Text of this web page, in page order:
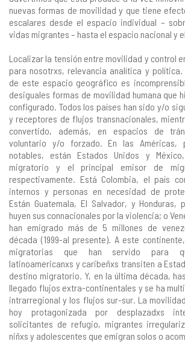
nuevas formas de movilidad y que tiene
escalares desde el espacio individual –
vidas migrantes – hasta el espacio nacional y
Localizar la tensión entre movilidad y control
para nosotrxs, relevancia analítica y
de este espacio geográfico es
desiguales formas de movilidad humana que
configurado. Todos los países han sido y/o
y receptores de flujos transnacionales,
convertido, además, en espacios de
voluntario y/o forzado. En las Américas,
notables, están Estados Unidos y
migratorio y el principal emisor de
respectivamente. Está Colombia, el país
internos y personas en necesidad de
Están Guatemala, El Salvador, y Honduras,
huyen sus connacionales por la violencia; o
han emigrado más de 5 millones de
década (1999-al presente). A este
migratorias que han servido para
latinoamericanxs y caribeñxs transiten a
destino migratorio. Y, en la última década,
llegado flujos extra-continentales y se ha
intrarregional y los flujos sur-sur. La
hoy protagonizada por desplazadxs
solicitantes de refugio, migrantes
niñxs y adolescentes que emigran solos o